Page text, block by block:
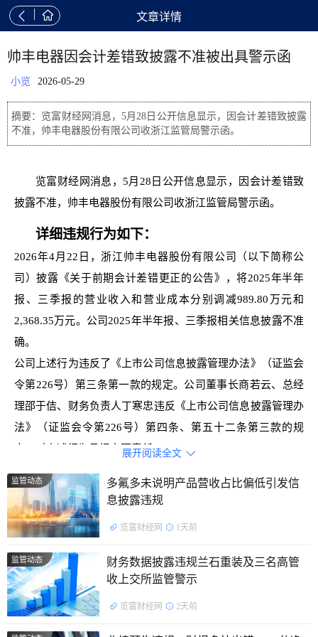
  文章详情
帅丰电器因会计差错致披露不准被出具警示函
小览 2026-05-29
摘要：览富财经网消息，5月28日公开信息显示，因会计差错致披露
不准，帅丰电器股份有限公司收浙江监管局警示函。
览富财经网消息，5月28日公开信息显示，因会计差错致
披露不准，帅丰电器股份有限公司收浙江监管局警示函。
详细违规行为如下：
2026年4月22日，浙江帅丰电器股份有限公司（以下简称公
司）披露《关于前期会计差错更正的公告》，将2025年半年
报、三季报的营业收入和营业成本分别调减989.80万元和
2,368.35万元。公司2025年半年报、三季报相关信息披露不准
确。
公司上述行为违反了《上市公司信息披露管理办法》（证监会
令第226号）第三条第一款的规定。公司董事长商若云、总经
理邵于佶、财务负责人丁寒忠违反《上市公司信息披露管理办
法》（证监会令第226号）第四条、第五十二条第三款的规
定，对上述行为承担主要责任。
处罚决定如下：
对帅丰电器股份有限公司、商若云、邵于佶、丁寒忠采取
出具警示函的行政监管措施。
公开资料显示，帅丰电器股份有限公司的主营业务是以集
成灶为核心的新型智能厨房电器的研发、设计、生产和销售业
务。
展开阅读全文 
监管动态
多氟多未说明产品营收占比偏低引发信
息披露违规
览富财经网 1天前
监管动态
财务数据披露违规兰石重装及三名高管
收上交所监管警示
览富财经网 2天前